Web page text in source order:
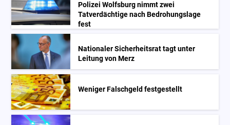
Polizei Wolfsburg nimmt zwei
Tatverdächtige nach Bedrohungslage
fest
Nationaler Sicherheitsrat tagt unter
Leitung von Merz
Weniger Falschgeld festgestellt